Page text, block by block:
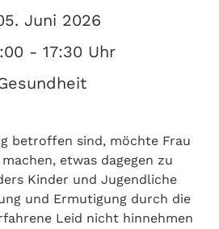
Juni 2026
- 17:30 Uhr
betroffen sind, möchte Frau
etwas dagegen zu
Kinder und Jugendliche
und Ermutigung durch die
Leid nicht hinnehmen